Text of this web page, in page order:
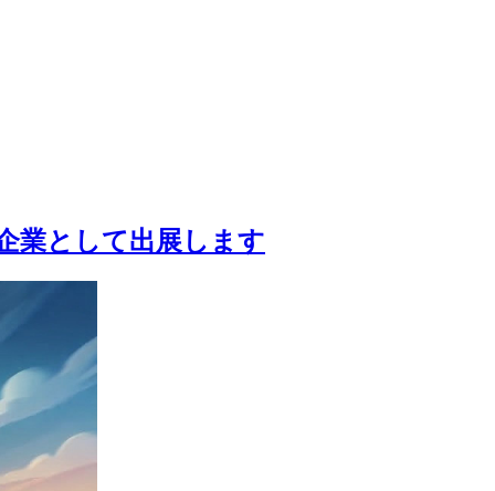
業として出展します